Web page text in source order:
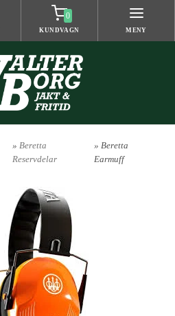
0
KUNDVAGN MENY
» Beretta
Reservdelar
» Beretta
Earmuff